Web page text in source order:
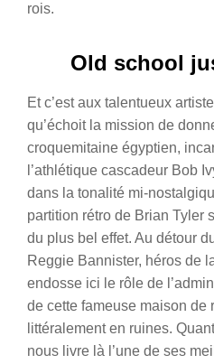
rois.
Old school
Et c’est aux talentueux
qu’échoit la mission de
croquemitaine égyptien,
l’athlétique cascadeur Bob
dans la tonalité mi-
partition rétro de Brian Tyler
du plus bel effet. Au détour
Reggie Bannister, héros de
endosse ici le rôle de
de cette fameuse maison de
littéralement en ruines.
nous livre là l’une de ses